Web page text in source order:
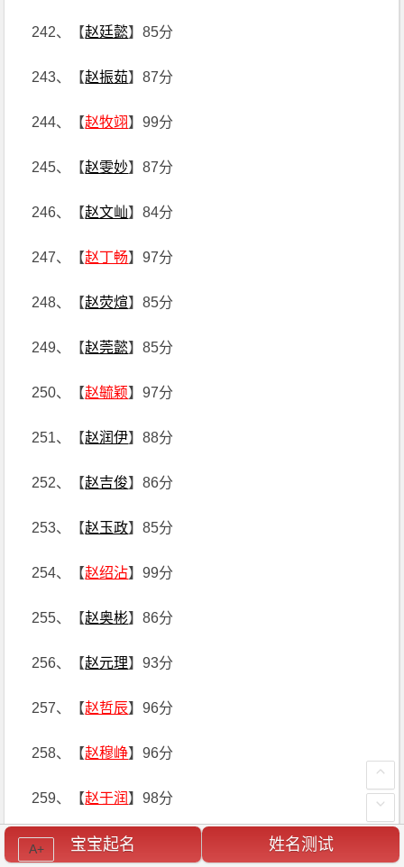
242、【赵廷懿】85分
243、【赵振茹】87分
244、【赵牧翊】99分
245、【赵雯妙】87分
246、【赵文屾】84分
247、【赵丁畅】97分
248、【赵荧煊】85分
249、【赵莞懿】85分
250、【赵毓颖】97分
251、【赵润伊】88分
252、【赵吉俊】86分
253、【赵玉政】85分
254、【赵绍沾】99分
255、【赵奥彬】86分
256、【赵元理】93分
257、【赵哲辰】96分
258、【赵穆峥】96分
259、【赵于润 】98分
260、【赵雪然】83分
宝宝起名 姓名测试
A+